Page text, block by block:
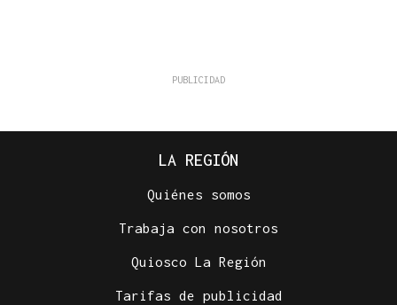
LA REGIÓN
Quiénes somos
Trabaja con nosotros
Quiosco La Región
Tarifas de publicidad